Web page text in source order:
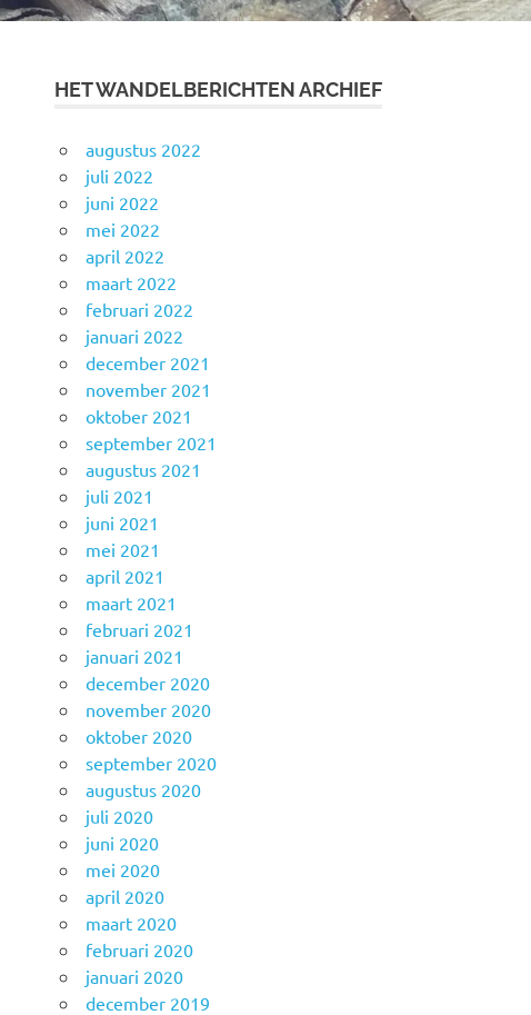
HET WANDELBERICHTEN ARCHIEF
augustus 2022
juli 2022
juni 2022
mei 2022
april 2022
maart 2022
februari 2022
januari 2022
december 2021
november 2021
oktober 2021
september 2021
augustus 2021
juli 2021
juni 2021
mei 2021
april 2021
maart 2021
februari 2021
januari 2021
december 2020
november 2020
oktober 2020
september 2020
augustus 2020
juli 2020
juni 2020
mei 2020
april 2020
maart 2020
februari 2020
januari 2020
december 2019